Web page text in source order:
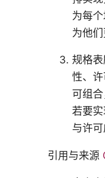
为每
为他
规格
性、
可组
若要
与许可
引用与来源